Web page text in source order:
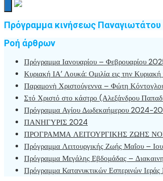
Πρόγραμμα κινήσεως Παναγιωτάτου
Ροή άρθρων
Πρόγραμμα Ιανουαρίου – Φεβρουαρίου
Κυριακή ΙΑ’ Λουκά: Ομιλία εις την
Παραμονὴ Χριστούγεννα – Φώτη
Στό Χριστό στο κάστρο (Αλεξάνδρου
Πρόγραμμα Αγίου Δωδεκαήμερου 2024-
ΠΑΝΗΓΥΡΙΣ 2024
ΠΡΟΓΡΑΜΜΑ ΛΕΙΤΟΥΡΓΙΚΗΣ ΖΩΗΣ
Πρόγραμμα Λειτουργικής Ζωής Μαΐου –
Πρόγραμμα Μεγάλης Εβδομάδας –
Πρόγραμμα Κατανυκτικών Εσπερινών